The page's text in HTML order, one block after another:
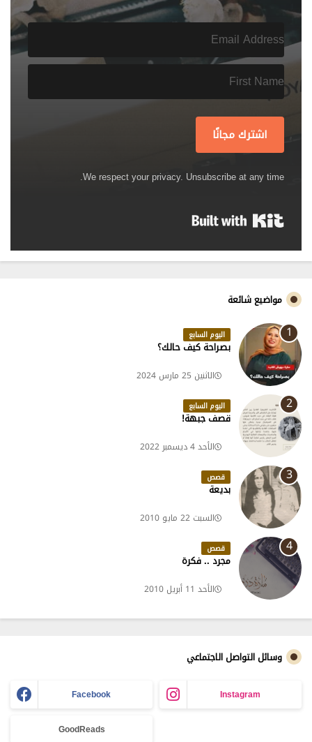
اشترك مجانًا
We respect your privacy. Unsubscribe at any time.
مواضيع شائعة
اليوم السابع
بصراحة كيف حالك؟
الاثنين 25 مارس 2024
اليوم السابع
قصف جبهة!
الأحد 4 ديسمبر 2022
قصص
بديعة
السبت 22 مايو 2010
قصص
مجرد .. فكرة
الأحد 11 أبريل 2010
وسائل التواصل الاجتماعي
Facebook Instagram
GoodReads